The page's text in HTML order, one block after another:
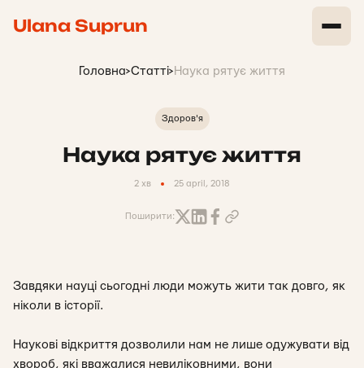
Ulana Suprun
Головна>Статті> Наука рятує життя
Здоров'я
Наука рятує життя
2 хв 25 april, 2018
Поширити:
Завдяки науці сьогодні люди можуть жити так довго, як
ніколи в історії.
Наукові відкриття дозволили нам не лише одужувати від
хвороб, які вважалися невиліковними, вони